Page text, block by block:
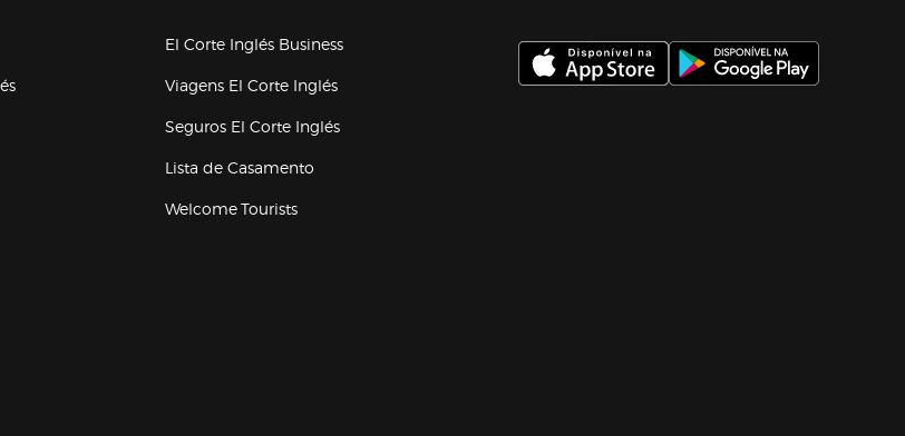
(abre en nueva ventana)
El Corte Inglés Business
Viagens El Corte Inglés(abre en nueva ventana)
Seguros El Corte Inglés(abre en nueva ventana)
Lista de Casamento
Welcome Tourists